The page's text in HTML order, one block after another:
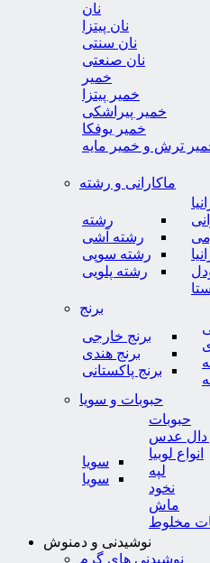
نان
نان پیتزا
نان سنتی
نان صنعتی
خمیر
خمیر پیتزا
خمیر پیراشکی
خمیر یوفکا
ترش و خمیر مایه
ماکارانی و رشته
رشته
رشته آشی
رشته سوپی
رشته پلویی
برنج
برنج خارجی
برنج هندی
برنج پاکستانی
حبوبات و سویا
حبوبات
عدس
انواع لوبیا
لپه
نخود
ماش
مخلوط
سویا
سویا
نوشیدنی و دمنوش
نوشیدنی های گرم